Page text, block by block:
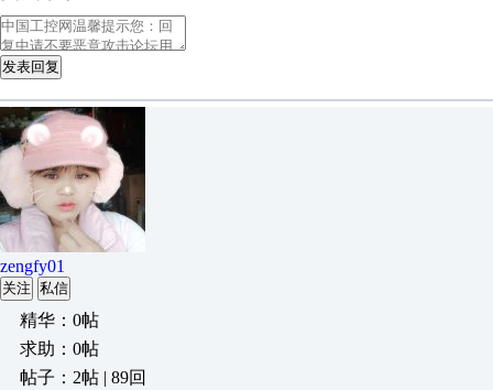
发表回复
zengfy01
关注 私信
精华：0帖
求助：0帖
帖子：2帖 | 89回